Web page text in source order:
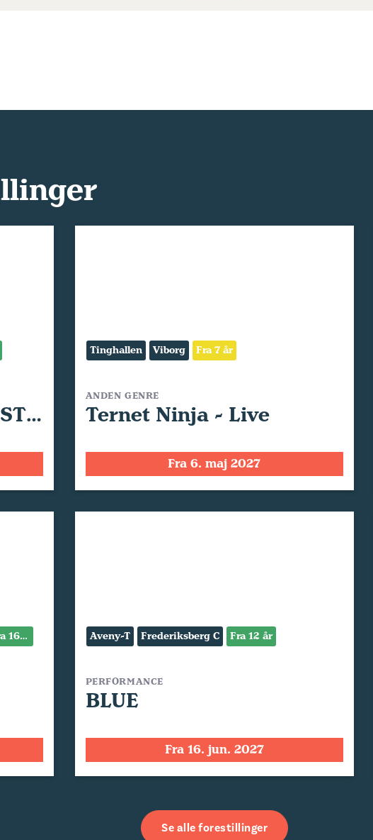
FRANKENSTEINS MOSTER
Tinghallen Viborg Fra 7 år
ANDEN GENRE
Ternet Ninja - Live
Fra 6. maj 2027
Fra 16 år Aveny-T Frederiksberg C Fra 12 år
PERFORMANCE
BLUE
Fra 16. jun. 2027
Se alle forestillinger